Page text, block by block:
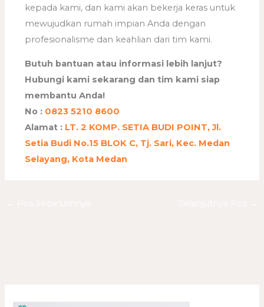
kepada kami, dan kami akan bekerja keras untuk
mewujudkan rumah impian Anda dengan
profesionalisme dan keahlian dari tim kami.
Butuh bantuan atau informasi lebih lanjut?
Hubungi kami sekarang dan tim kami siap
membantu Anda!
No : 0823 5210 8600
Alamat : LT. 2 KOMP. SETIA BUDI POINT, Jl.
Setia Budi No.15 BLOK C, Tj. Sari, Kec. Medan
Selayang, Kota Medan